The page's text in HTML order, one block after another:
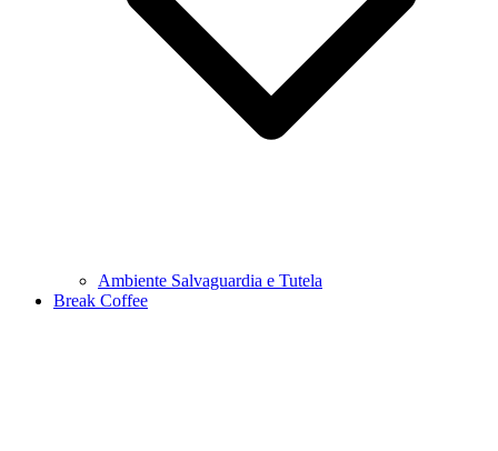
Ambiente Salvaguardia e Tutela
Break Coffee